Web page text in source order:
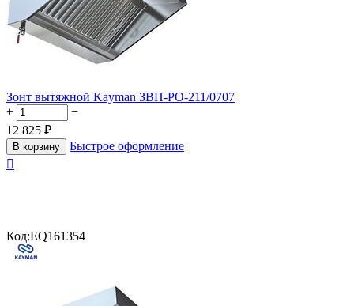
Зонт вытяжной Kayman ЗВП-РО-211/0707
+
−
12 825 ₽
В корзину
Быстрое оформление

Код:EQ161354